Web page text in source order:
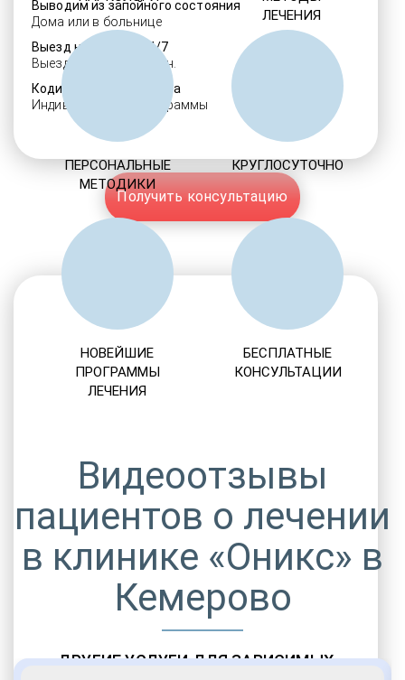
Выводим из запойного состояния
Дома или в больнице
Выезд нарколога 24/7
Выезд в течение 30 мин.
Кодировка алкоголизма
Индивидуальные программы
Получить консультацию
ДРУГИЕ УСЛУГИ ДЛЯ ЗАВИСИМЫХ
ЛЕЧЕНИЯ
ПЕРСОНАЛЬНЫЕ
МЕТОДИКИ
КРУГЛОСУТОЧНО
НОВЕЙШИЕ
ПРОГРАММЫ
ЛЕЧЕНИЯ
БЕСПЛАТНЫЕ
КОНСУЛЬТАЦИИ
Видеоотзывы
пациентов о лечении
в клинике «Оникс» в
Кемерово